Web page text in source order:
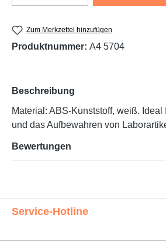
Zum Merkzettel hinzufügen
Produktnummer: A4 5704
Beschreibung
Material: ABS-Kunststoff, weiß. Ideal
und das Aufbewahren von
Bewertungen
Service-Hotline